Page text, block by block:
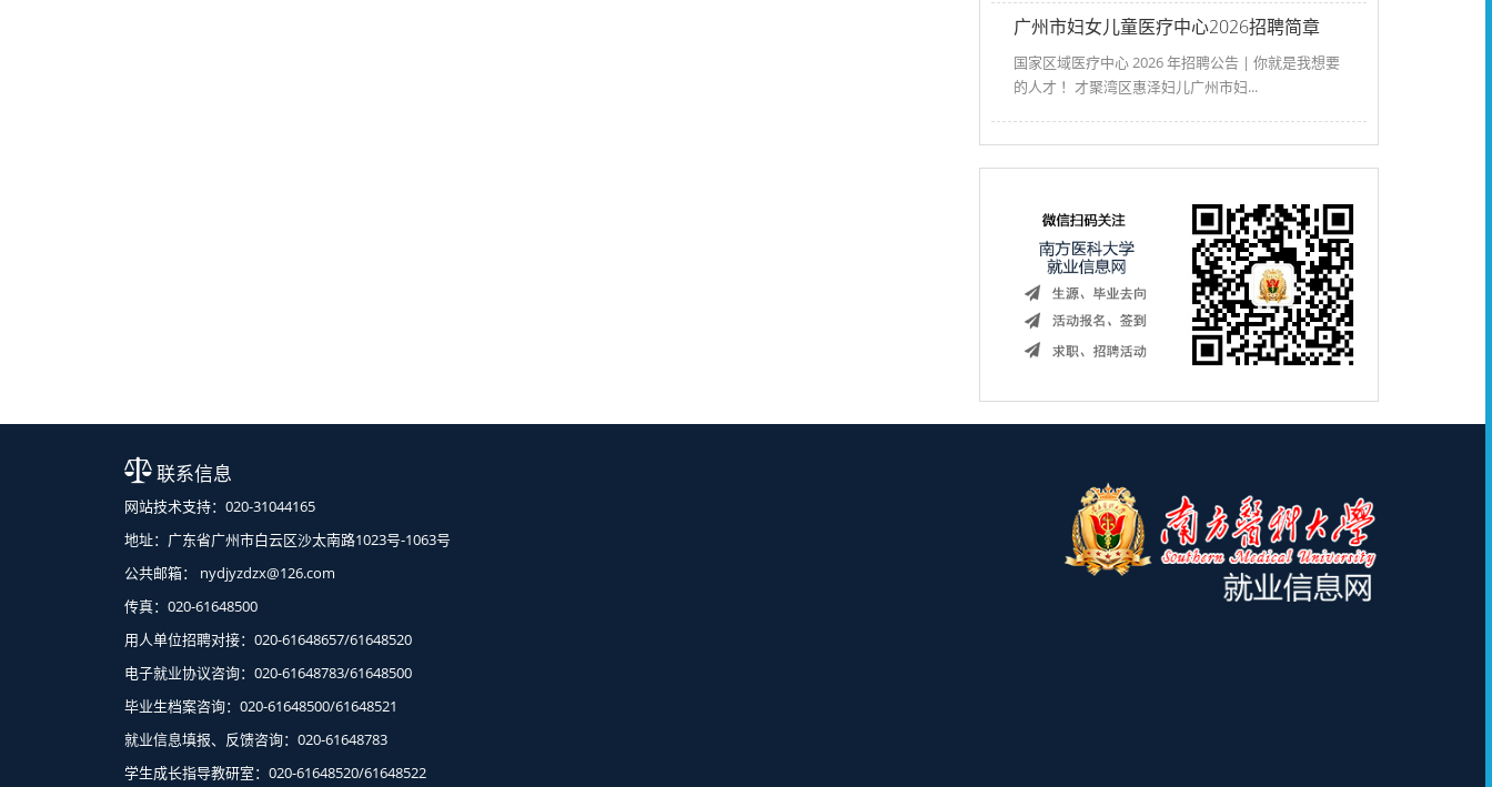
广州市妇女儿童医疗中心2026招聘简章
国家区域医疗中心 2026 年招聘公告 | 你就是我想要
的人才 ！才聚湾区惠泽妇儿广州市妇...
联系信息
网站技术支持：020-31044165
地址：广东省广州市白云区沙太南路1023号-1063号
公共邮箱： nydjyzdzx@126.com
传真：020-61648500
用人单位招聘对接：020-61648657/61648520
电子就业协议咨询：020-61648783/61648500
毕业生档案咨询：020-61648500/61648521
就业信息填报、反馈咨询：020-61648783
学生成长指导教研室：020-61648520/61648522